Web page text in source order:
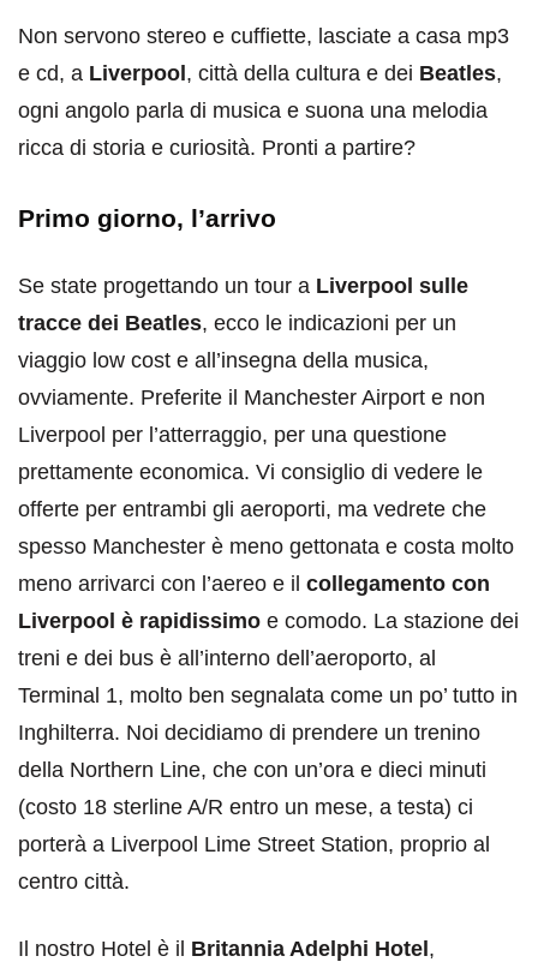
Non servono stereo e cuffiette, lasciate a casa mp3
e cd, a Liverpool, città della cultura e dei Beatles,
ogni angolo parla di musica e suona una melodia
ricca di storia e curiosità. Pronti a partire?
Primo giorno, l’arrivo
Se state progettando un tour a Liverpool sulle
tracce dei Beatles, ecco le indicazioni per un
viaggio low cost e all’insegna della musica,
ovviamente. Preferite il Manchester Airport e non
Liverpool per l’atterraggio, per una questione
prettamente economica. Vi consiglio di vedere le
offerte per entrambi gli aeroporti, ma vedrete che
spesso Manchester è meno gettonata e costa molto
meno arrivarci con l’aereo e il collegamento con
Liverpool è rapidissimo e comodo. La stazione dei
treni e dei bus è all’interno dell’aeroporto, al
Terminal 1, molto ben segnalata come un po’ tutto in
Inghilterra. Noi decidiamo di prendere un trenino
della Northern Line, che con un’ora e dieci minuti
(costo 18 sterline A/R entro un mese, a testa) ci
porterà a Liverpool Lime Street Station, proprio al
centro città.
Il nostro Hotel è il Britannia Adelphi Hotel,